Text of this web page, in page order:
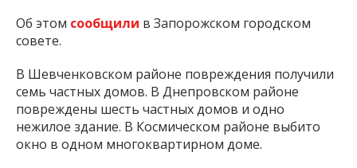
Об этом сообщили в Запорожском городском
совете.
В Шевченковском районе повреждения получили
семь частных домов. В Днепровском районе
повреждены шесть частных домов и одно
нежилое здание. В Космическом районе выбито
окно в одном многоквартирном доме.